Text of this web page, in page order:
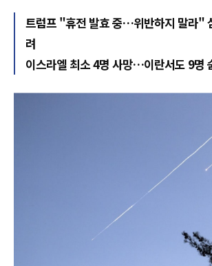
트럼프 "휴전 발효 중…위반하지 말라"
려
이스라엘 최소 4명 사망…이란서도 9명